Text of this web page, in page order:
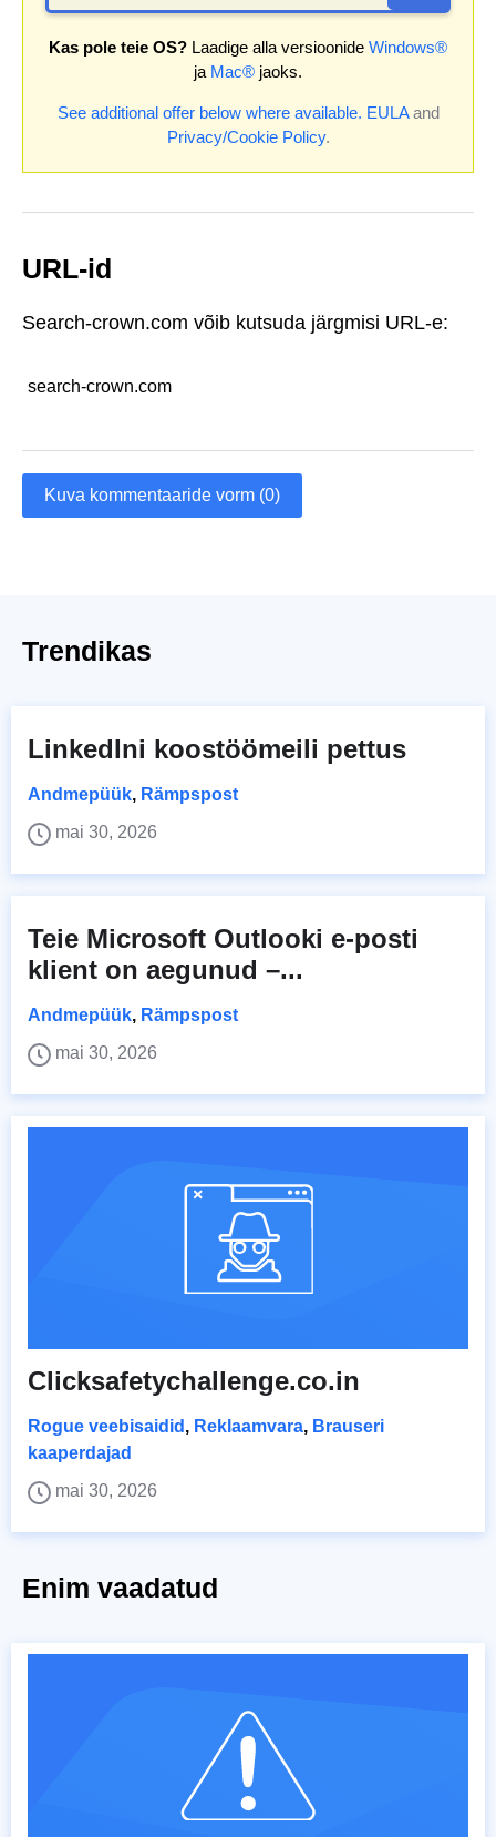
Kas pole teie OS? Laadige alla versioonide Windows®
ja Mac® jaoks.
See additional offer below where available. EULAand
Privacy/Cookie Policy.
URL-id
Search-crown.com võib kutsuda järgmisi URL-e:
search-crown.com
Kuva kommentaaride vorm (0)
Trendikas
LinkedIni koostöömeili pettus
Andmepüük, Rämpspost
mai 30, 2026
Teie Microsoft Outlooki e-posti
klient on aegunud –...
Andmepüük, Rämpspost
mai 30, 2026
Clicksafetychallenge.co.in
Rogue veebisaidid , Reklaamvara, Brauseri
kaaperdajad
mai 30, 2026
Enim vaadatud